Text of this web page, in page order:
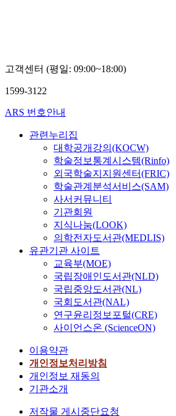
고객센터 (평일: 09:00~18:00)
1599-3122
ARS 번호안내
관련누리집
대학공개강의(KOCW)
학술정보통계시스템(Rinfo)
외국학술지지원센터(FRIC)
학술관계분석서비스(SAM)
사서커뮤니티
기관회원
지식나눔(LOOK)
의학전자도서관(MEDLIS)
유관기관 사이트
교육부(MOE)
국립장애인도서관(NLD)
국립중앙도서관(NL)
국회도서관(NAL)
연구윤리정보포털(CRE)
사이언스온 (ScienceON)
이용약관
개인정보처리방침
개인정보 재동의
기관소개
저작물 게시중단요청